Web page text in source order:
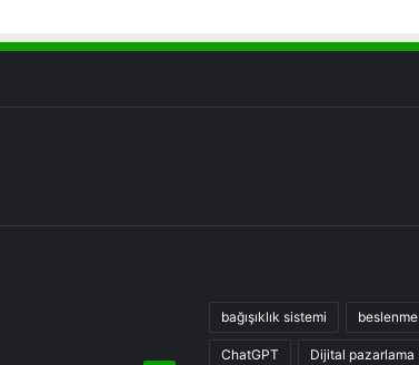
bağışıklık sistemi beslenme
ChatGPT Dijital pazarlama